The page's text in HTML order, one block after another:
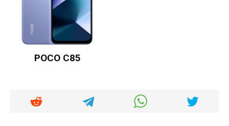
POCO C85